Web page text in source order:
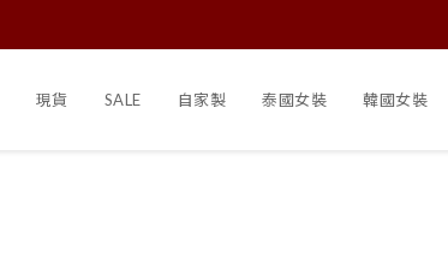
現貨 SALE 自家製 泰國女裝 韓國女裝